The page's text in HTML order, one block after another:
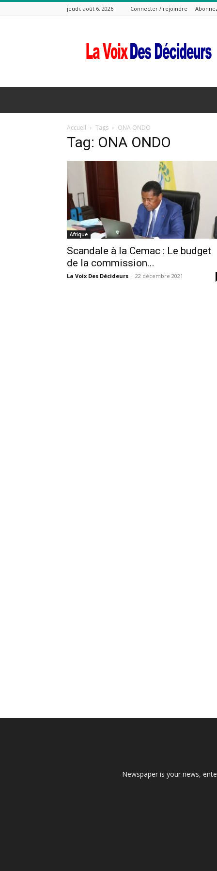
jeudi, août 6, 2026 Connecter / rejoindre
Voix
Des
Accueil Tags ONA ONDO
Tag: ONA ONDO
Afrique
Scandale à la Cemac : Le budget
de la commission...
La Voix Des Décideurs - 22 décembre 2021
Newspaper is your news,